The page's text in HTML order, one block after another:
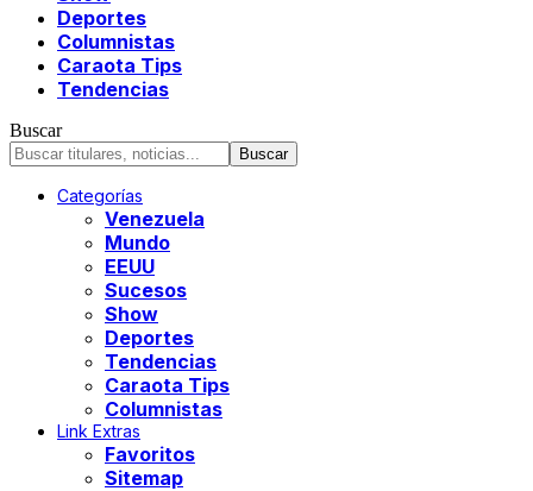
Deportes
Columnistas
Caraota Tips
Tendencias
Buscar
Categorías
Venezuela
Mundo
EEUU
Sucesos
Show
Deportes
Tendencias
Caraota Tips
Columnistas
Link Extras
Favoritos
Sitemap